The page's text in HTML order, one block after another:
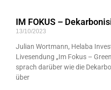
IM FOKUS –
13/10/2023
Julian Wortmann, Helaba
Livesendung „Im Fokus –
sprach darüber wie die
über